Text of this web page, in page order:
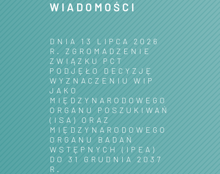
WIADOMOŚCI
DNIA 13 LIPCA 2026
R. ZGROMADZENIE
ZWIĄZKU PCT
PODJĘŁO DECYZJĘ
WYZNACZENIU WIP
JAKO
MIĘDZYNARODOWEGO
ORGANU POSZUKIWAŃ
(ISA) ORAZ
MIĘDZYNARODOWEGO
ORGANU BADAŃ
WSTĘPNYCH (IPEA)
DO 31 GRUDNIA 2037
R.